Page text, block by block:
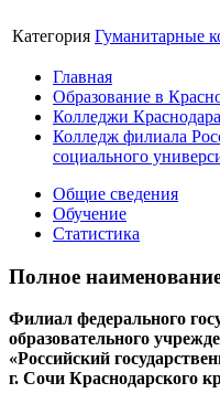
Категория Гуманитарные
Главная
Образование в
Колледжи Краснодара
Колледж филиала
социального
Общие сведения
Обучение
Статистика
Полное
Филиал федерального
образовательного
«Российский
г. Сочи Краснодарского